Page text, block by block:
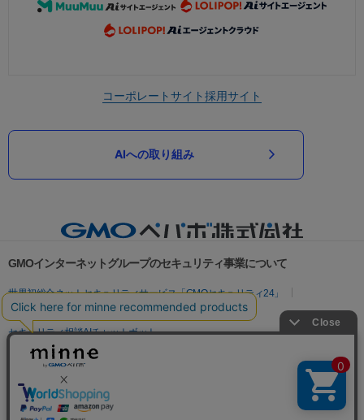
コーポレートサイト採用サイト
AIへの取り組み
GMOインターネットグループのセキュリティ事業について
世界初総合ネットセキュリティサービス「GMOセキュリティ24」
パスワード漏洩診断
Webサイトリスク診断
セキュリティ相談AIチャットボット
実在証明・盗聴対策
サイバー攻撃対策（GMO Flatt Security）
セキュリティ事業の軌跡